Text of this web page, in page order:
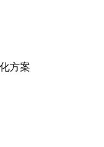
方案